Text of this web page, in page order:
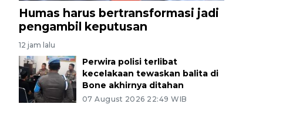
Humas harus bertransformasi jadi
pengambil keputusan
12 jam lalu
Perwira polisi terlibat
kecelakaan tewaskan balita di
Bone akhirnya ditahan
07 August 2026 22:49 WIB